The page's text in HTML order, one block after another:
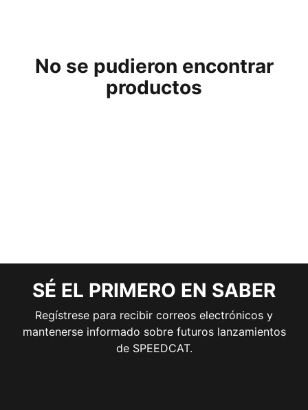
No se pudieron encontrar
productos
SÉ EL PRIMERO EN SABER
Regístrese para recibir correos electrónicos y
mantenerse informado sobre futuros lanzamientos
de SPEEDCAT.